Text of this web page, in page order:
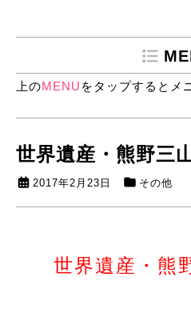
上のMENU をタップするとメ
世界遺産・熊野三
2017年2月23日 その他
世界遺産・熊